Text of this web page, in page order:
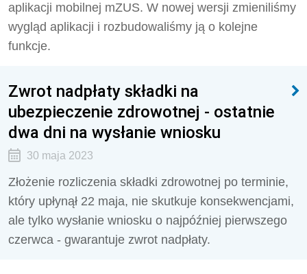
aplikacji mobilnej mZUS. W nowej wersji zmieniliśmy
wygląd aplikacji i rozbudowaliśmy ją o kolejne
funkcje.
Zwrot nadpłaty składki na
ubezpieczenie zdrowotnej - ostatnie
dwa dni na wysłanie wniosku
30 maja 2023
Złożenie rozliczenia składki zdrowotnej po terminie,
który upłynął 22 maja, nie skutkuje konsekwencjami,
ale tylko wysłanie wniosku o najpóźniej pierwszego
czerwca - gwarantuje zwrot nadpłaty.